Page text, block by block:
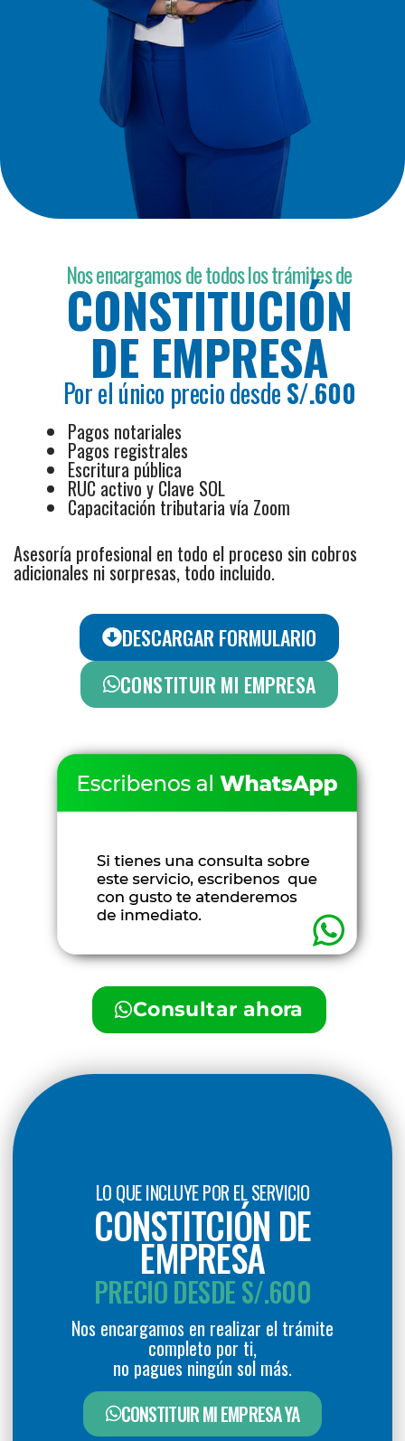
Nos encargamos de todos los trámites de
CONSTITUCIÓN
DE EMPRESA
Por el único precio desdeS/.600
Pagos notariales
Pagos registrales
Escritura pública
RUC activo y Clave SOL
Capacitación tributaria vía Zoom
Asesoría profesional en todo el proceso sin cobros
adicionales ni sorpresas, todo incluido.
DESCARGAR FORMULARIO
CONSTITUIR MI EMPRESA
Consultar ahora
LO QUE INCLUYE POR EL SERVICIO
CONSTITCIÓN DE
EMPRESA
PRECIO DESDE S/.600
Nos encargamos en realizar el trámite
completo por ti,
no pagues ningún sol más.
CONSTITUIR MI EMPRESA YA